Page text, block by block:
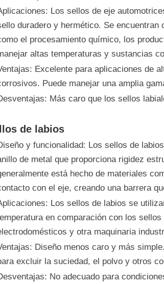
Los sellos de eje
duradero y hermético. Se
el procesamiento químico, los
altas temperaturas y sustancias
Excelente para aplicaciones de
Puede manejar una amplia
Más caro que los sellos
de labios
y funcionalidad: Los sellos de
de metal que proporciona rigidez
está hecho de materiales
con el eje, creando una barrera
Los sellos de labios se
en comparación con los
y otra maquinaria
Diseño menos caro y más
excluir la suciedad, el polvo y otros
No adecuado para